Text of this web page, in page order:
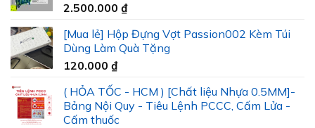
2.500.000 ₫
[Mua lẻ] Hộp Đựng Vợt Passion002 Kèm Túi
Dùng Làm Quà Tặng
120.000 ₫
( HỎA TỐC - HCM ) [Chất liệu Nhựa 0.5MM]-
Bảng Nội Quy - Tiêu Lệnh PCCC, Cấm Lửa -
Cấm thuốc